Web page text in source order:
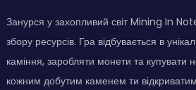
Занурся у захопливий світ Mining In
збору ресурсів. Гра відбувається в
каміння, заробляти монети та купувати
кожним добутим каменем ти